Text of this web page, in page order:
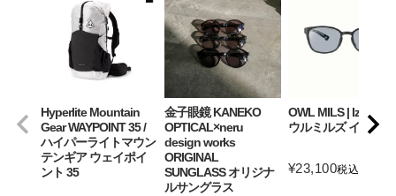
Hyperlite Mountain
Gear WAYPOINT 35 /
ハイパーライトマウン
テンギア ウェイポイ
ント 35
金子眼鏡 KANEKO
OPTICAL×neru
design works
ORIGINAL
SUNGLASS オリジナ
ルサングラス
OWL MILS | Izanagi
ウルミルズ イザナギ
¥23,100税込